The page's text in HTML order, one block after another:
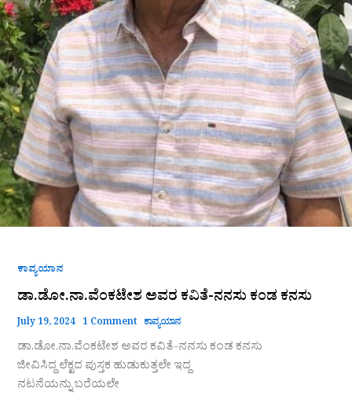
ಕಾವ್ಯಯಾನ
ಡಾ.ಡೋ.ನಾ.ವೆಂಕಟೇಶ ಅವರ ಕವಿತೆ-ನನಸು ಕಂಡ ಕನಸು
July 19, 2024 1 Comment ಕಾವ್ಯಯಾನ
ಡಾ.ಡೋ.ನಾ.ವೆಂಕಟೇಶ ಅವರ ಕವಿತೆ-ನನಸು ಕಂಡ ಕನಸು
ಜೀವಿಸಿದ್ದ ಲೆಕ್ಖದ ಪುಸ್ತಕ ಹುಡುಕುತ್ತಲೇ ಇದ್ದ
ನಟನೆಯನ್ನು ಬರೆಯಲೇ